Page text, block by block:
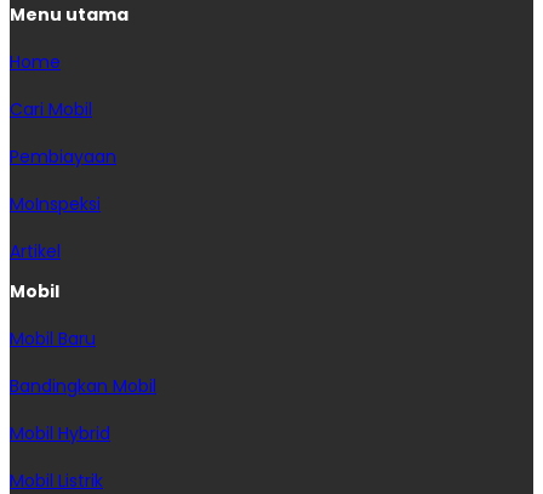
Menu utama
Home
Cari Mobil
Pembiayaan
MoInspeksi
Artikel
Mobil
Mobil Baru
Bandingkan Mobil
Mobil Hybrid
Mobil Listrik